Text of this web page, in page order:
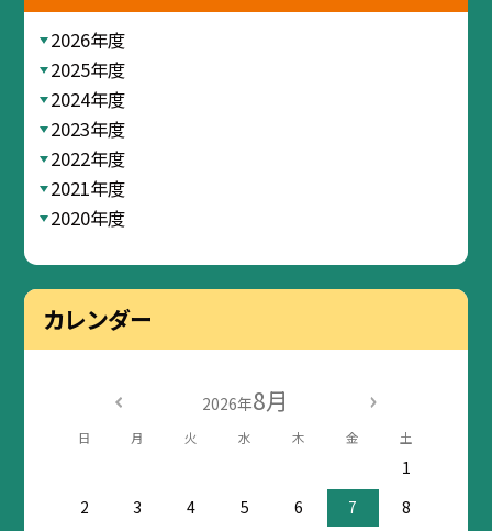
2026年度
2025年度
2024年度
2023年度
2022年度
2021年度
2020年度
カレンダー
2026年8月
日 月 火 水 木 金 土
1
2
3 4 5 6 7
8